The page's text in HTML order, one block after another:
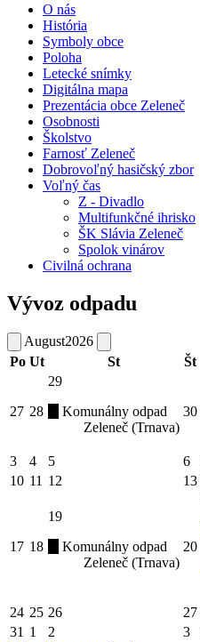
O nás
História
Symboly obce
Poloha
Letecké snímky
Digitálna mapa
Prezentácia obce Zeleneč
Osobnosti
Školstvo
Farnosť Zeleneč
Dobrovoľný hasičský zbor
Voľný čas
Z - Divadlo
Multifunkčné ihrisko
ŠK Slávia Zeleneč
Spolok vinárov
Civilná ochrana
Vývoz odpadu
August2026
Po Ut St Št
27 28
29
Komunálny odpad
Zeleneč (Trnava)
30
3 4 5 6
10 11 12 13
17 18
19
Komunálny odpad
Zeleneč (Trnava)
20
24 25 26 27
31 1 2 3